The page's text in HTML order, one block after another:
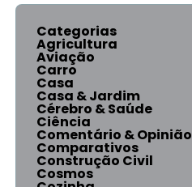
Categorias
Agricultura
Aviação
Carro
Casa
Casa & Jardim
Cérebro & Saúde
Ciência
Comentário & Opinião
Comparativos
Construção Civil
Cosmos